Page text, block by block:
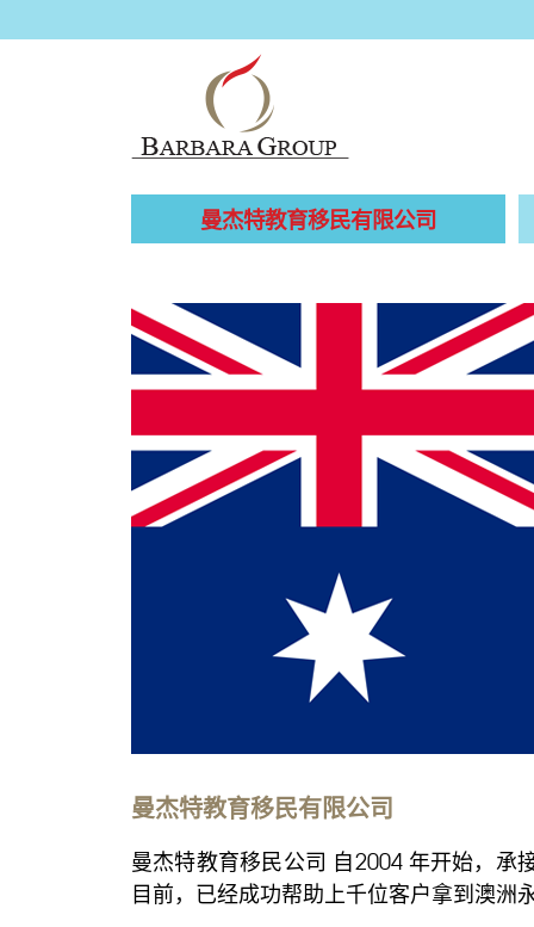
曼杰特教育移民有限公司
曼杰特教育移民有限公司
曼杰特教育移民公司 自2004 年开始，承
目前，已经成功帮助上千位客户拿到澳洲